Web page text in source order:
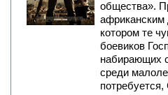
общества».
африканским
котором те
боевиков
набирающих
среди